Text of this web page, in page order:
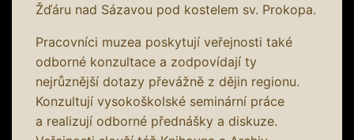
Žďáru nad Sázavou pod kostelem sv. Prokopa.
Pracovníci muzea poskytují veřejnosti také
odborné konzultace a zodpovídají ty
nejrůznější dotazy převážně z dějin regionu.
Konzultují vysokoškolské seminární práce
a realizují odborné přednášky a diskuze.